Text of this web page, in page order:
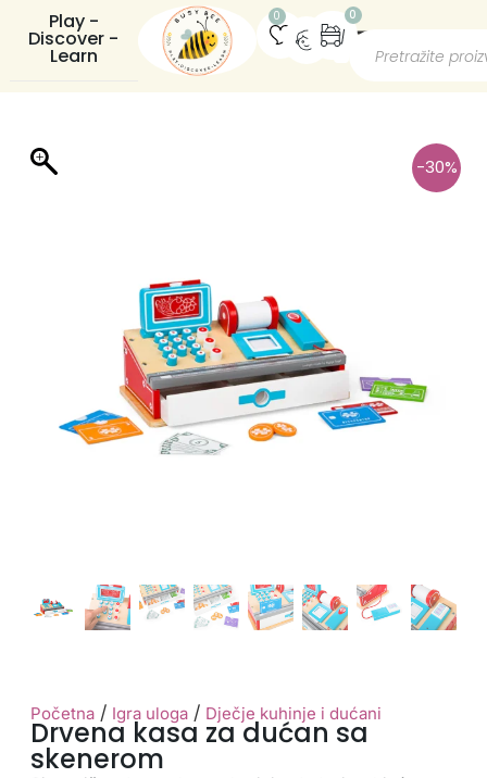
Play -
Discover -
Learn
0 0
-30%
Početna/ Igra uloga/ Dječje kuhinje i dućani
Drvena kasa za dućan sa
skenerom